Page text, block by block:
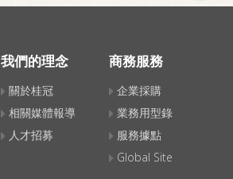
我們的理念
關於桂冠
相關媒體報導
人才招募
商務服務
企業採購
業務用型錄
服務據點
Global Site